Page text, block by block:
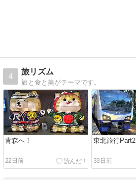
4
旅リズム
旅と食と美がテーマです。
青森へ！
22日前
東北旅行Part2
33日前